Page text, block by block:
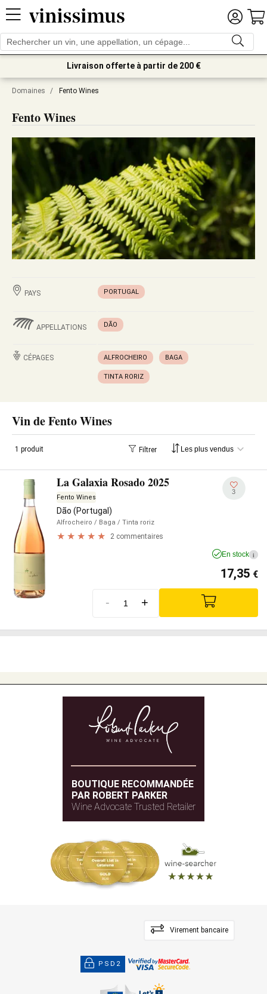
Livraison offerte à partir de 200 €
Domaines / Fento Wines
Fento Wines
PAYS PORTUGAL
APPELLATIONS DÃO
CÉPAGES ALFROCHEIRO BAGA
TINTA RORIZ
Vin de Fento Wines
1 produit Filtrer
La Galaxia Rosado 2025
Fento Wines
Dão (Portugal)
Alfrocheiro / Baga / Tinta roriz
2 commentaires
3
En stock i
17,35 €
- +
BOUTIQUE RECOMMANDÉE
PAR ROBERT PARKER
Wine Advocate Trusted Retailer
Virement bancaire
PSD2